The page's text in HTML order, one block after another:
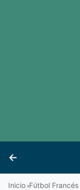
←
Vives
Inicio ›Fútbol Francés